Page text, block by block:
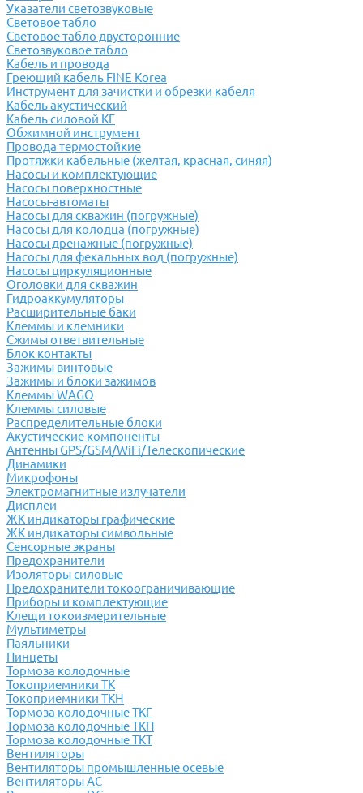
Указатели светозвуковые
Световое табло
Световое табло двусторонние
Светозвуковое табло
Кабель и провода
Греющий кабель FINE Korea
Инструмент для зачистки и обрезки кабеля
Кабель акустический
Кабель силовой КГ
Обжимной инструмент
Провода термостойкие
Протяжки кабельные (желтая, красная, синяя)
Насосы и комплектующие
Насосы поверхностные
Насосы-автоматы
Насосы для скважин (погружные)
Насосы для колодца (погружные)
Насосы дренажные (погружные)
Насосы для фекальных вод (погружные)
Насосы циркуляционные
Оголовки для скважин
Гидроаккумуляторы
Расширительные баки
Клеммы и клемники
Cжимы ответвительные
Блок контакты
Зажимы винтовые
Зажимы и блоки зажимов
Клеммы WAGO
Клеммы силовые
Распределительные блоки
Акустические компоненты
Антенны GPS/GSM/WiFi/Телескопические
Динамики
Микрофоны
Электромагнитные излучатели
Дисплеи
ЖК индикаторы графические
ЖК индикаторы символьные
Сенсорные экраны
Предохранители
Изоляторы силовые
Предохранители токоограничивающие
Приборы и комплектующие
Клещи токоизмерительные
Мультиметры
Паяльники
Пинцеты
Тормоза колодочные
Токоприемники ТК
Токоприемники ТКН
Тормоза колодочные ТКГ
Тормоза колодочные ТКП
Тормоза колодочные ТКТ
Вентиляторы
Вентиляторы промышленные осевые
Вентиляторы АС